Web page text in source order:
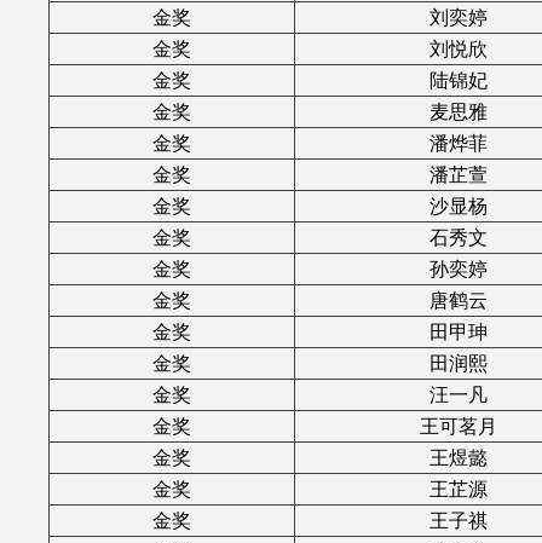
金奖
刘奕婷
金奖
刘悦欣
金奖
陆锦妃
金奖
麦思雅
金奖
潘烨菲
金奖
潘芷萱
金奖
沙显杨
金奖
石秀文
金奖
孙奕婷
金奖
唐鹤云
金奖
田甲珅
金奖
田润熙
金奖
汪一凡
金奖
王可茗月
金奖
王煜懿
金奖
王芷源
金奖
王子祺